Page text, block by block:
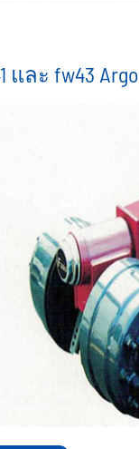
รถพ่วงครึ่งด้าน
งวัด ³ รถพ่วงรถบรรทุก
รถพ่วงผนังด้านข้าง
อุปกรณ์รถพ่วงของแท้
และ fw43